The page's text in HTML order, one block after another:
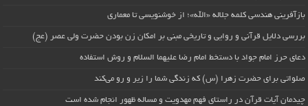
بازآفرینی هندسی کلمه جلاله «الله»؛ از خوشنویسی تا معماری
بررسی دلایل قرآنی و روایی و تاریخی مبنی بر امکان زن بودن حضرت ولی عصر (عج)
دعای حرز امام جواد با دستخط امام رضا علیهما السلام و روش استفاده
صلواتی برای حضرت زهرا (س) که زندگی شما را زیر و رو می‌کند
چیدمان آیات قرآن در راستای فهم مهدویت و مساله ظهور انجام شده است